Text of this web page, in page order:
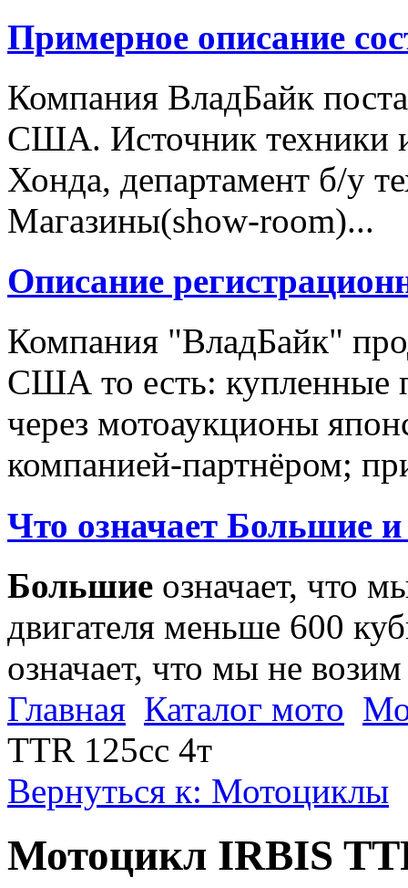
Примерное описание
Компания ВладБайк
США. Источник техники
Хонда, департамент б/у
Магазины(show-room)...
Описание
Компания "ВладБайк"
США то есть: купленные
через мотоаукционы
компанией-партнёром;
Что означает Большие
Большие означает, что
двигателя меньше 600
означает, что мы не
Главная Каталог мото
TTR 125сс 4т
Вернуться к: Мотоциклы
Мотоцикл IRBIS